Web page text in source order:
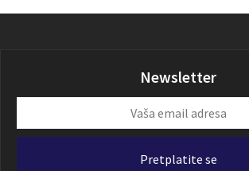
Newsletter
email
Pretplatite se